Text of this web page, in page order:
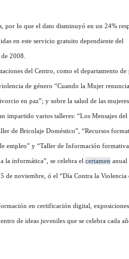
por lo que el dato disminuyó en un 24%
en este servicio gratuito dependiente del
2008.
del Centro, como el departamento de
de género “Cuando la Mujer
en paz”; y sobre la salud de las mujeres
impartido varios talleres: “Los Mensajes del
de Bricolaje Doméstico”, “Recursos
empleo” y “Taller de Información
la informática”, se celebra el certamen anual
de noviembre, ó el “Día Contra la Violencia
en certificación digital,
de ideas juveniles que se celebra cada